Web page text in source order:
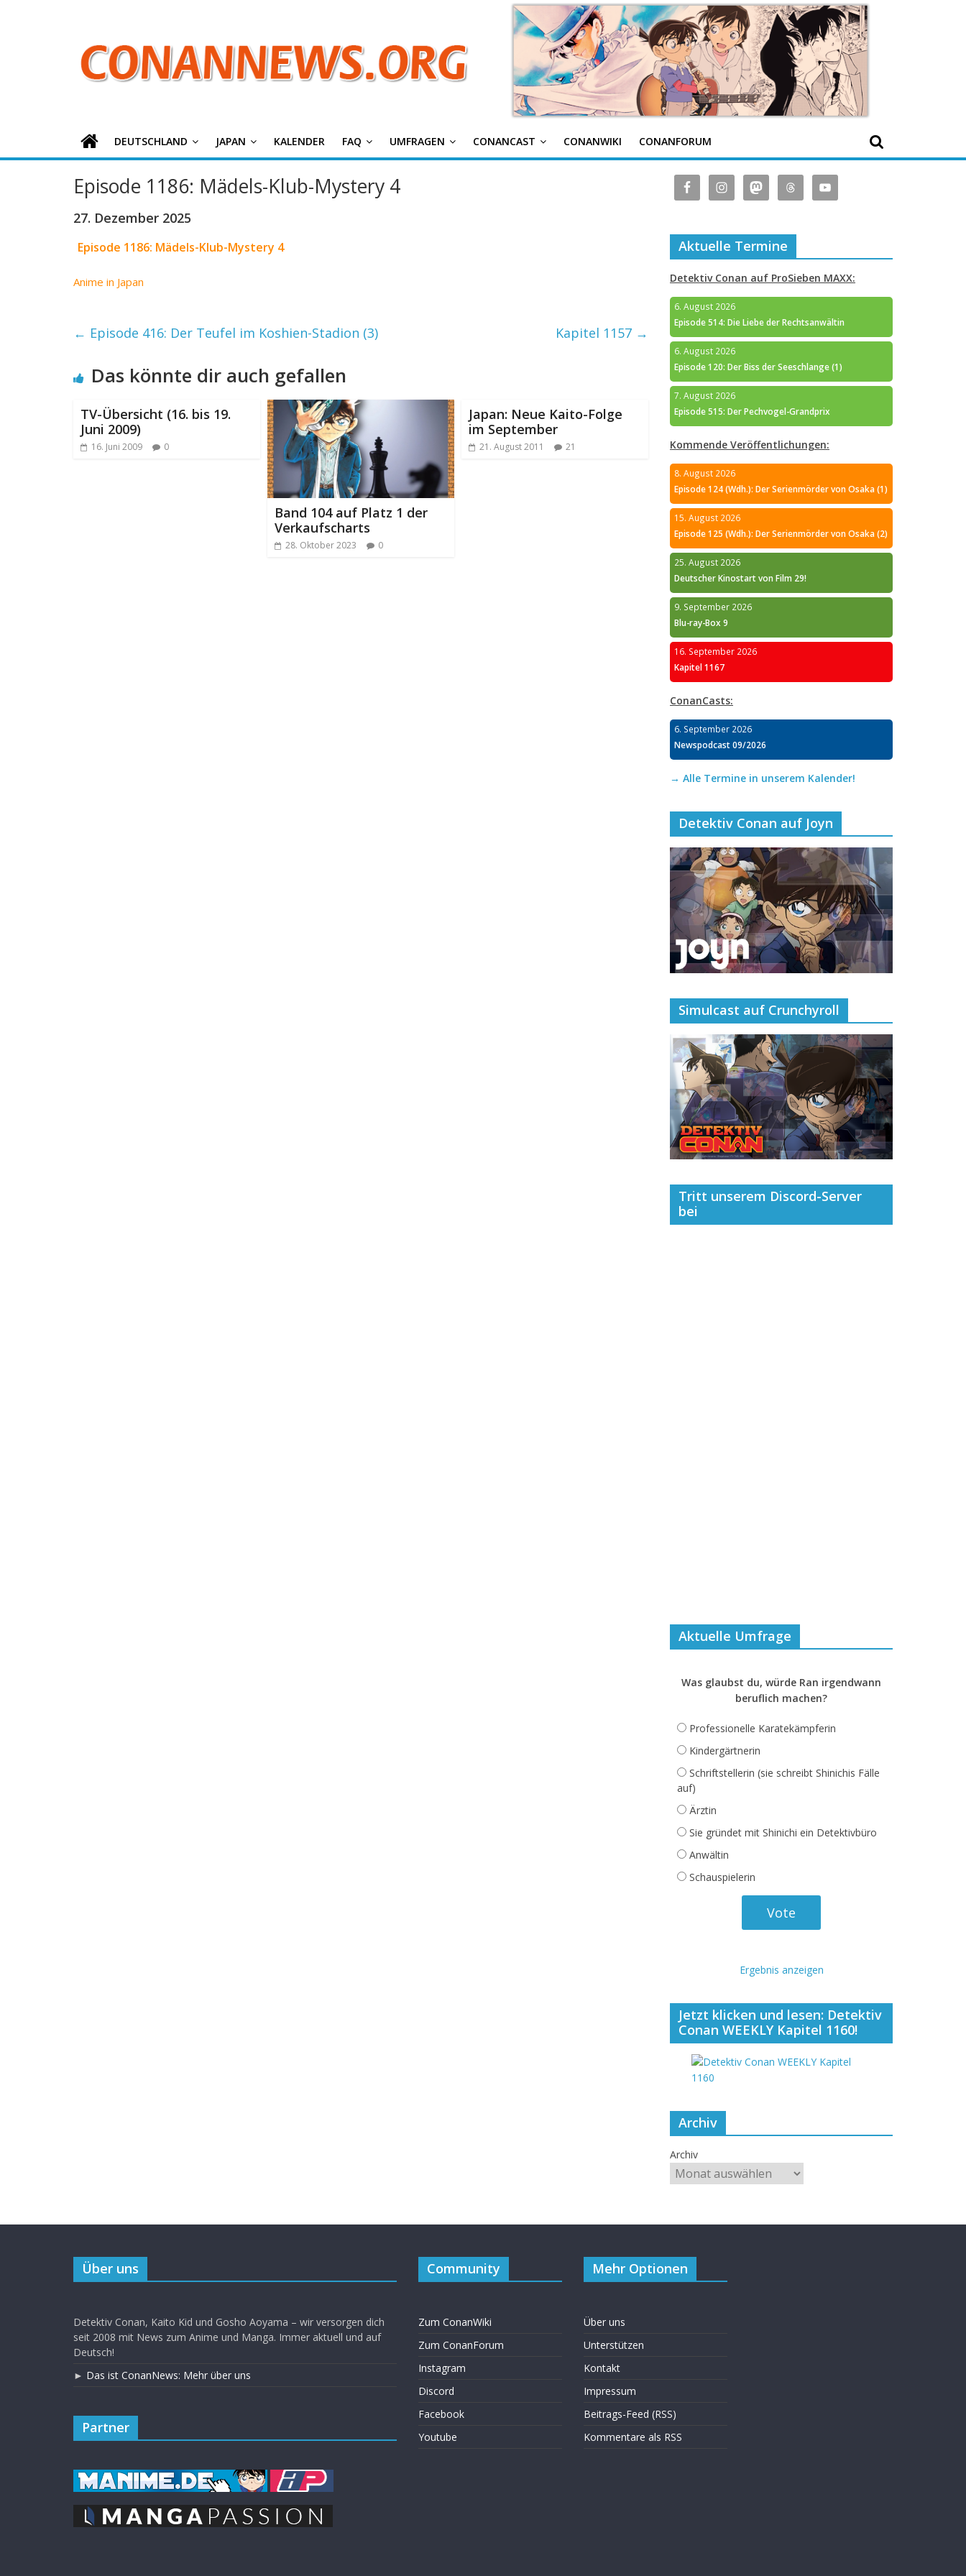
Detektiv
Conan
News
DEUTSCHLAND JAPAN KALENDER FAQ UMFRAGEN CONANCAST CONANWIKI CONANFORUM
Episode 1186: Mädels-Klub-Mystery 4
27. Dezember 2025
Episode 1186: Mädels-Klub-Mystery 4
Anime in Japan
← Episode 416: Der Teufel im Koshien-Stadion (3) Kapitel 1157 →
Das könnte dir auch gefallen
TV-Übersicht (16. bis 19.
Juni 2009)
16. Juni 2009 0
Band 104 auf Platz 1 der
Verkaufscharts
28. Oktober 2023 0
Japan: Neue Kaito-Folge
im September
21. August 2011 21
Aktuelle Termine
Detektiv Conan auf ProSieben MAXX:
6. August 2026
Episode 514: Die Liebe der Rechtsanwältin
6. August 2026
Episode 120: Der Biss der Seeschlange (1)
7. August 2026
Episode 515: Der Pechvogel-Grandprix
Kommende Veröffentlichungen:
8. August 2026
Episode 124 (Wdh.): Der Serienmörder von Osaka (1)
15. August 2026
Episode 125 (Wdh.): Der Serienmörder von Osaka (2)
25. August 2026
Deutscher Kinostart von Film 29!
9. September 2026
Blu-ray-Box 9
16. September 2026
Kapitel 1167
ConanCasts:
6. September 2026
Newspodcast 09/2026
→ Alle Termine in unserem Kalender!
Detektiv Conan auf Joyn
Simulcast auf Crunchyroll
Tritt unserem Discord-Server
bei
Aktuelle Umfrage
Was glaubst du, würde Ran irgendwann
beruflich machen?
Professionelle Karatekämpferin
Kindergärtnerin
Schriftstellerin (sie schreibt Shinichis Fälle
auf)
Ärztin
Sie gründet mit Shinichi ein Detektivbüro
Anwältin
Schauspielerin
Ergebnis anzeigen
Jetzt klicken und lesen: Detektiv
Conan WEEKLY Kapitel 1160!
Archiv
Archiv
Über uns
Detektiv Conan, Kaito Kid und Gosho Aoyama – wir versorgen dich
seit 2008 mit News zum Anime und Manga. Immer aktuell und auf
Deutsch!
► Das ist ConanNews: Mehr über uns
Partner
Community
Zum ConanWiki
Zum ConanForum
Instagram
Discord
Facebook
Youtube
Mehr Optionen
Über uns
Unterstützen
Kontakt
Impressum
Beitrags-Feed (RSS)
Kommentare als RSS